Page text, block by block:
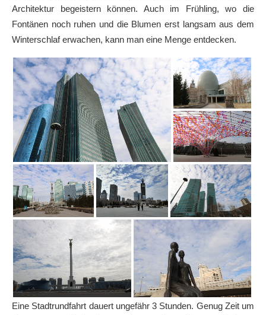
Architektur begeistern können. Auch im Frühling, wo die
Fontänen noch ruhen und die Blumen erst langsam aus dem
Winterschlaf erwachen, kann man eine Menge entdecken.
Eine Stadtrundfahrt dauert ungefähr 3 Stunden. Genug Zeit um